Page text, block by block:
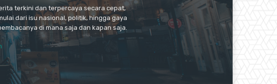
terkini dan terpercaya secara cepat,
dari isu nasional, politik, hingga gaya
di mana saja dan kapan saja.